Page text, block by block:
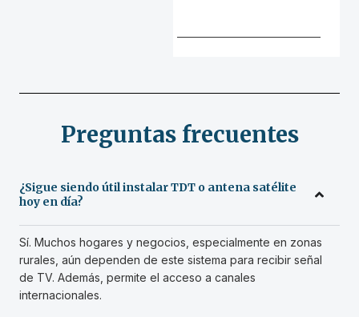
Preguntas frecuentes
¿Sigue siendo útil instalar TDT o antena satélite
hoy en día?
Sí. Muchos hogares y negocios, especialmente en zonas
rurales, aún dependen de este sistema para recibir señal
de TV. Además, permite el acceso a canales
internacionales.